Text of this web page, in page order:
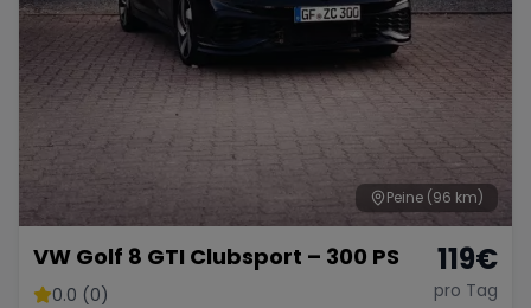
Peine (96 km)
VW Golf 8 GTI Clubsport – 300 PS
0.0 (0)
119€
pro Tag